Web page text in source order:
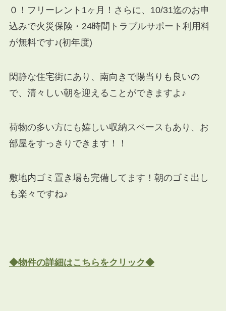
０！フリーレント1ヶ月！さらに、10/31迄のお申
込みで火災保険・24時間トラブルサポート利用料
が無料です♪(初年度)
閑静な住宅街にあり、南向きで陽当りも良いの
で、清々しい朝を迎えることができますよ♪
荷物の多い方にも嬉しい収納スペースもあり、お
部屋をすっきりできます！！
敷地内ゴミ置き場も完備してます！朝のゴミ出し
も楽々ですね♪
◆物件の詳細はこちらをクリック◆